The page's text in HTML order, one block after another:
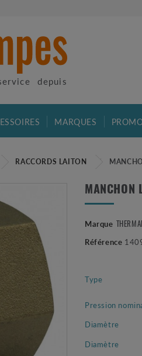
depuis
MARQUES
RACCORDS LAITON
MANCHON
Marque
Référence
Type
Pression
Diamètre
Diamètre